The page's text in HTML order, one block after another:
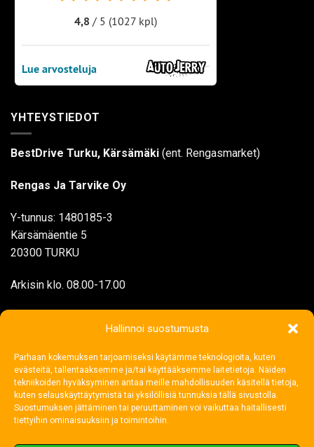
Hallinnoi suostumusta
Parhaan kokemuksen tarjoamiseksi käytämme teknologioita, kuten
evästeitä, tallentaaksemme ja/tai käyttääksemme laitetietoja. Näiden
tekniikoiden hyväksyminen antaa meille mahdollisuuden käsitellä tietoja,
kuten selauskäyttäytymistä tai yksilöllisiä tunnuksia tällä sivustolla.
Suostumuksen jättäminen tai peruuttaminen voi vaikuttaa haitallisesti
tiettyihin ominaisuuksiin ja toimintoihin.
YHTEYSTIEDOT
BestDrive Turku, Kärsämäki (ent. Rengasmarket)
Rengas Ja Tarvike Oy
Y-tunnus: 1480185-3
Kärsämäentie 5
20300 TURKU
Arkisin klo. 08.00-17.00
02 272 1199